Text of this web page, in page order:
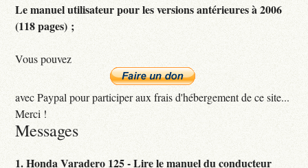
Le manuel utilisateur pour les versions antérieures à 2006
(118 pages) ;
Vous pouvez
avec Paypal pour participer aux frais d'hébergement de ce site...
Merci !
Messages
1.Honda Varadero 125 - Lire le manuel du conducteur